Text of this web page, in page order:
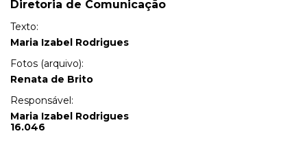
Diretoria de Comunicação
Texto:
Maria Izabel Rodrigues
Fotos (arquivo):
Renata de Brito
Responsável:
Maria Izabel Rodrigues
16.046